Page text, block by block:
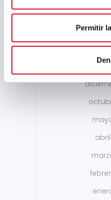
Permitir
abril
abril